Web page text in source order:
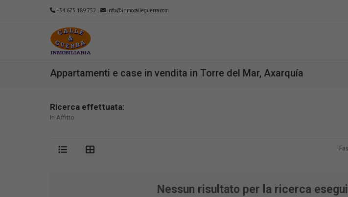
+34 675 189 752 | info@inmocalleguerra.com
Appartamenti e case in vendita in Torre del Mar, Axarquía
Ricerca effettuata:
In Affitto
Nessun risultato per la ricerca